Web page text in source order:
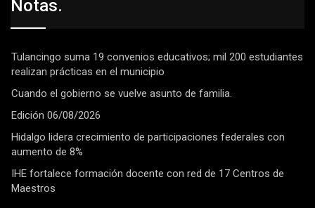
Notas.
Tulancingo suma 19 convenios educativos; mil 200 estudiantes
realizan prácticas en el municipio
Cuando el gobierno se vuelve asunto de familia.
Edición 06/08/2026
Hidalgo lidera crecimiento de participaciones federales con
aumento de 8%
IHE fortalece formación docente con red de 17 Centros de
Maestros